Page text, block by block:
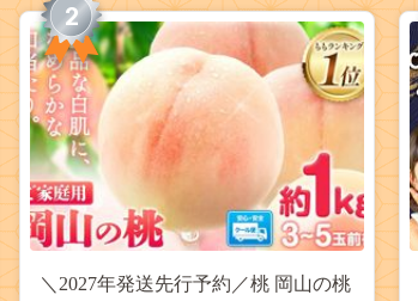
2
＼2027年発送先行予約／桃 岡山の桃